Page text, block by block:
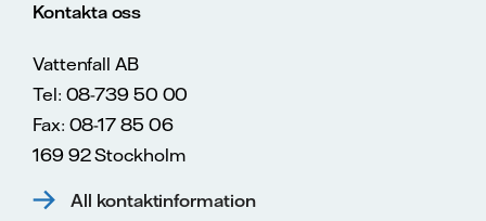
Kontakta oss
Vattenfall AB
Tel: 08-739 50 00
Fax: 08-17 85 06
169 92 Stockholm
All kontaktinformation